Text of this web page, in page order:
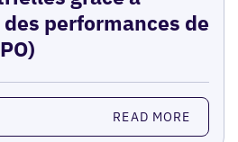
performances de
READ MORE